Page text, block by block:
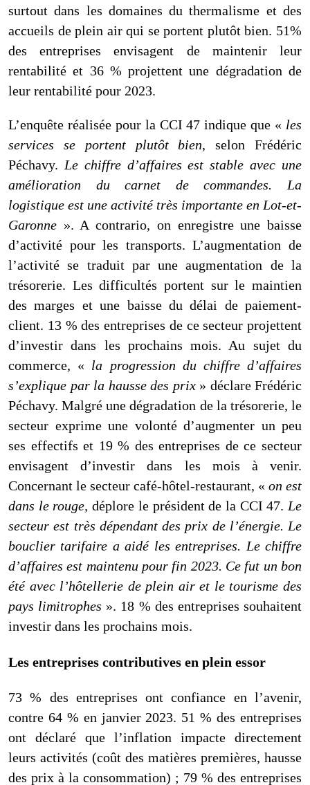
surtout dans les domaines du thermalisme et des
accueils de plein air qui se portent plutôt bien. 51%
des entreprises envisagent de maintenir leur
rentabilité et 36 % projettent une dégradation de
leur rentabilité pour 2023.
L’enquête réalisée pour la CCI 47 indique que « les
services se portentplutôt bien, selon Frédéric
Péchavy. Le chiffre d’affaires est stable avec une
amélioration du carnet de commandes. La
logistique est une activité très importante en Lot-et-
Garonne ». A contrario, on enregistre une baisse
d’activité pour les transports. L’augmentation de
l’activité se traduit par une augmentation de la
trésorerie. Les difficultés portent sur le maintien
des marges et une baisse du délai de paiement-
client. 13 % des entreprises de ce secteur projettent
d’investir dans les prochains mois. Au sujet du
commerce, « la progression du chiffre d’affaires
s’explique par la hausse des prix» déclare Frédéric
Péchavy. Malgré une dégradation de la trésorerie, le
secteur exprime une volonté d’augmenter un peu
ses effectifs et 19 % des entreprises de ce secteur
envisagent d’investir dans les mois à venir.
Concernant le secteur café-hôtel-restaurant, « on est
dans le rouge, déplore le président de la CCI 47. Le
secteur est très dépendant des prix de l’énergie. Le
bouclier tarifaire a aidé les entreprises. Le chiffre
d’affaires est maintenu pour fin 2023. Ce fut un bon
été avec l’hôtellerie de plein air et le tourisme des
pays limitrophes ». 18 % des entreprises souhaitent
investir dans les prochains mois.
Les entreprises contributives en plein essor
73 % des entreprises ont confiance en l’avenir,
contre 64 % en janvier 2023. 51 % des entreprises
ont déclaré que l’inflation impacte directement
leurs activités (coût des matières premières, hausse
des prix à la consommation) ; 79 % des entreprises